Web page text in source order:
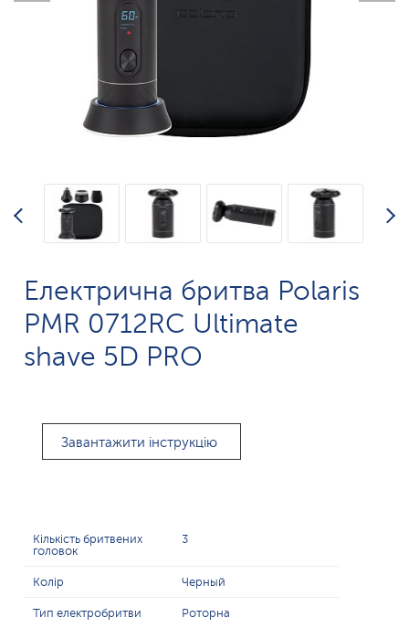
Електрична бритва Polaris
PMR 0712RC Ultimate
shave 5D PRO
Завантажити інструкцію
Кількість бритвених
головок
3
Колір Черный
Тип електробритви Роторна